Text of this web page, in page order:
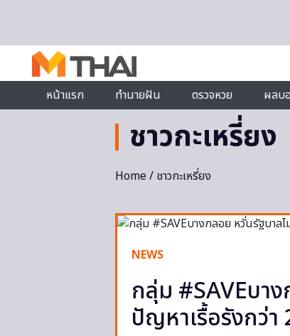
หน้าแรก
ทำนายฝัน ตรวจหวย ผลบ
ชาวกะเหรี่ยง
Home/ ชาวกะเหรี่ยง
NEWS
กลุ่ม #SAVEบาง
ปัญหาเรื้อรังกว่า